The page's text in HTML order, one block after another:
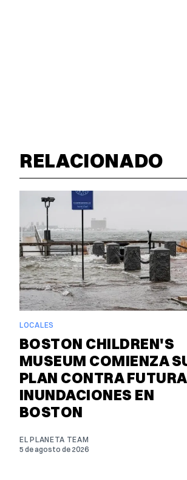
RELACIONADO
LOCALES
BOSTON CHILDREN'S
MUSEUM COMIENZA
PLAN CONTRA
INUNDACIONES EN
BOSTON
EL PLANETA TEAM
5 de agosto de 2026